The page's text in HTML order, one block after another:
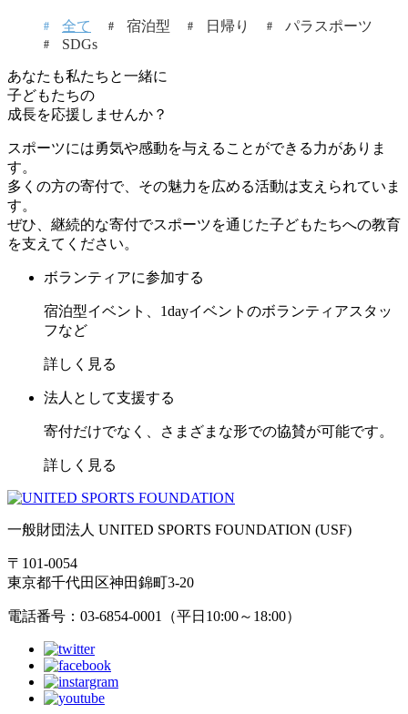
全て 宿泊型 日帰り
パラスポーツ
SDGs
あなたも私たちと一緒に
子どもたちの
成長を応援しませんか？
スポーツには勇気や感動を与えることができる力がありま
す。
多くの方の寄付で、その魅力を広める活動は支えられていま
す。
ぜひ、継続的な寄付でスポーツを通じた子どもたちへの教育
を支えてください。
ボランティアに参加する
宿泊型イベント、1dayイベントのボランティアスタッ
フなど
詳しく見る
法人として支援する
寄付だけでなく、さまざまな形での協賛が可能です。
詳しく見る
一般財団法人 UNITED SPORTS FOUNDATION (USF)
〒101-0054
東京都千代田区神田錦町3-20
電話番号：03-6854-0001（平日10:00～18:00）